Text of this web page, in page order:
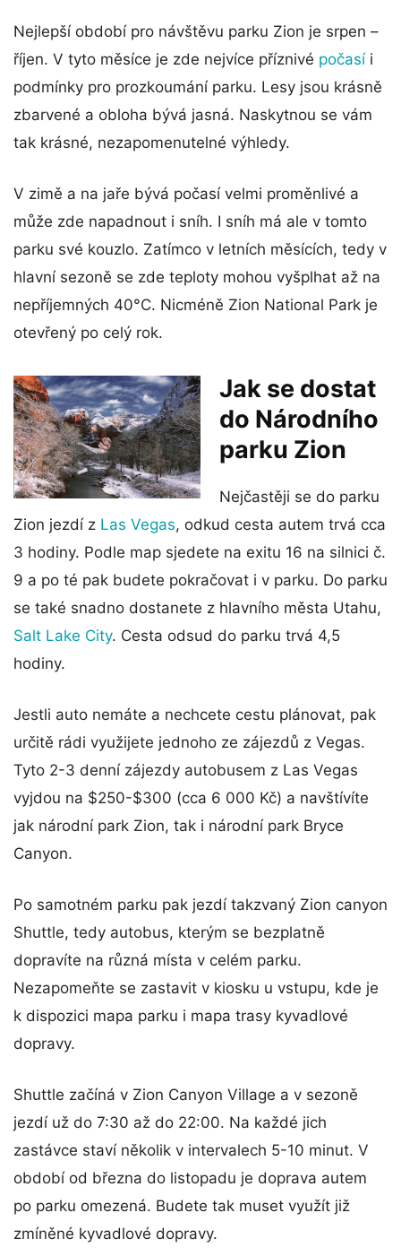
Nejlepší období pro návštěvu parku Zion je srpen –
říjen. V tyto měsíce je zde nejvíce příznivé počasíi
podmínky pro prozkoumání parku. Lesy jsou krásně
zbarvené a obloha bývá jasná. Naskytnou se vám
tak krásné, nezapomenutelné výhledy.
V zimě a na jaře bývá počasí velmi proměnlivé a
může zde napadnout i sníh. I sníh má ale v tomto
parku své kouzlo. Zatímco v letních měsících, tedy v
hlavní sezoně se zde teploty mohou vyšplhat až na
nepříjemných 40°C. Nicméně Zion National Park je
otevřený po celý rok.
Jak se dostat
do Národního
parku Zion
Nejčastěji se do parku
Zion jezdí z Las Vegas, odkud cesta autem trvá cca
3 hodiny. Podle map sjedete na exitu 16 na silnici č.
9 a po té pak budete pokračovat i v parku. Do parku
se také snadno dostanete z hlavního města Utahu,
Salt Lake City. Cesta odsud do parku trvá 4,5
hodiny.
Jestli auto nemáte a nechcete cestu plánovat, pak
určitě rádi využijete jednoho ze zájezdů z Vegas.
Tyto 2-3 denní zájezdy autobusem z Las Vegas
vyjdou na $250-$300 (cca 6 000 Kč) a navštívíte
jak národní park Zion, tak i národní park Bryce
Canyon.
Po samotném parku pak jezdí takzvaný Zion canyon
Shuttle, tedy autobus, kterým se bezplatně
dopravíte na různá místa v celém parku.
Nezapomeňte se zastavit v kiosku u vstupu, kde je
k dispozici mapa parku i mapa trasy kyvadlové
dopravy.
Shuttle začíná v Zion Canyon Village a v sezoně
jezdí už do 7:30 až do 22:00. Na každé jich
zastávce staví několik v intervalech 5-10 minut. V
období od března do listopadu je doprava autem
po parku omezená. Budete tak muset využít již
zmíněné kyvadlové dopravy.